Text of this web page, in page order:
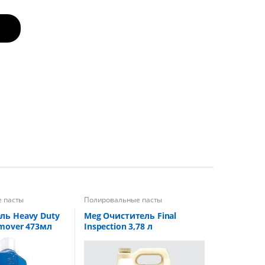
пасты
Heavy Duty
473мл
с
поверхностей
Полировальные пасты
Meg Очиститель Final
Inspection 3,78 л